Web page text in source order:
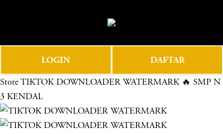
e
e
n
u
LOGIN DAFTAR
StoreTIKTOK DOWNLOADER WATERMARK 🔥 SMP N
3 KENDAL